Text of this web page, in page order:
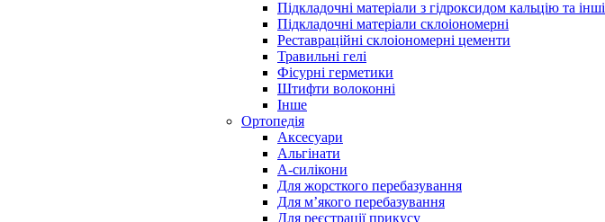
Підкладочні матеріали з гідроксидом кальцію та інші
Підкладочні матеріали склоіономерні
Реставраційні склоіономерні цементи
Травильні гелі
Фісурні герметики
Штифти волоконні
Інше
Ортопедія
Аксесуари
Альгінати
А-силікони
Для жорсткого перебазування
Для м’якого перебазування
Для реєстрації прикусу